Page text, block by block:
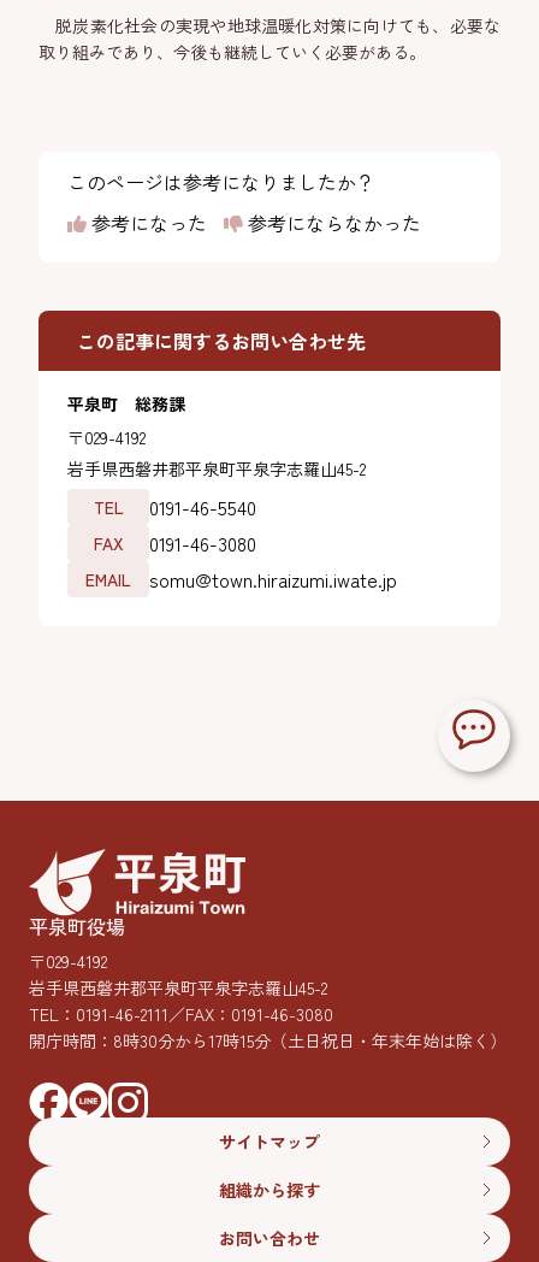
脱炭素化社会の実現や地球温暖化対策に向けても、必要な
取り組みであり、今後も継続していく必要がある。
このページは参考になりましたか？
参考になった
参考にならなかった
この記事に関するお問い合わせ先
平泉町 総務課
〒029-4192
岩手県西磐井郡平泉町平泉字志羅山45-2
TEL
0191-46-5540
FAX 0191-46-3080
EMAIL somu@town.hiraizumi.iwate.jp
平泉町役場
〒029-4192
岩手県西磐井郡平泉町平泉字志羅山45-2
TEL： 0191-46-2111／FAX：0191-46-3080
開庁時間：8時30分から17時15分 （土日祝日・年末年始は除く）
サイトマップ
組織から探す
お問い合わせ